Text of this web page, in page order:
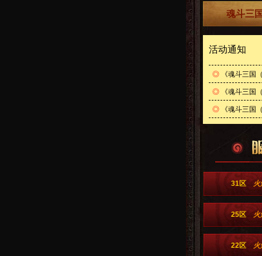
魂斗三
活动通知
◎ 《魂斗三国
◎ 《魂斗三国
◎ 《魂斗三国
31区
25区
22区